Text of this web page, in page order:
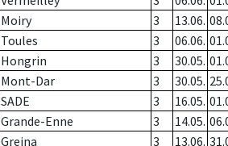
Moiry 3 13.06.
Toules 3 06.06.
Hongrin 3 30.05.
Mont-Dar 3 30.05.
SADE 3 16.05.
Grande-Enne 3 14.05.
Greina 3 13.06.